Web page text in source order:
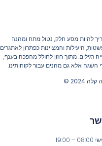
להיות מסע חלק, נטול מתח ומהנה
היעילות והמצוינות כפתרון לאתגרים
רגילים. מתוך חזון לחולל מהפכה בענף,
השגה אלא גם מהנים עבור לקוחותינו.
©